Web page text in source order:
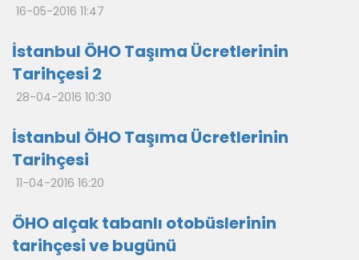
16-05-2016 11:47
İstanbul ÖHO Taşıma Ücretlerinin
Tarihçesi 2
28-04-2016 10:30
İstanbul ÖHO Taşıma Ücretlerinin
Tarihçesi
11-04-2016 16:20
ÖHO alçak tabanlı otobüslerinin
tarihçesi ve bugünü